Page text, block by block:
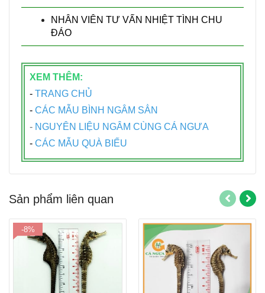
NHÂN VIÊN TƯ VẤN NHIỆT TÌNH CHU
ĐÁO
XEM THÊM:
- TRANG CHỦ
- CÁC MẪU BÌNH NGÂM SẲN
- NGUYÊN LIỆU NGÂM CÙNG CÁ NGƯA
- CÁC MẪU QUÀ BIẾU
Sản phẩm liên quan
-8%